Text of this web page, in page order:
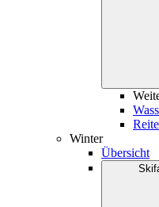
Winter
Übersicht